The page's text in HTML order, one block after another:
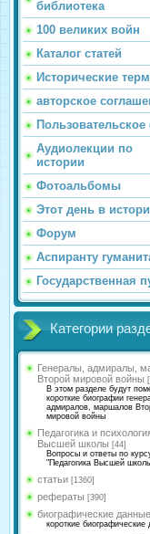
библиотека
100 великих войн
Каталог статей
Исторические
авторское
Пользовательское
Аудиолекции по
истории
Фотоальбомы
Этот день в
Форум
Аспиранту
Государственная
Категории
Генералы, адмиралы,
Второй мировой войны
В этом разделе будут
короткие биографии
адмиралов, маршалов
мировой войны
Педагогика и
Высшей школы [44]
Вопросы и ответы по
"Педагогика Высшей
статьи [1360]
рефераты [390]
биографические данные
короткие биографические